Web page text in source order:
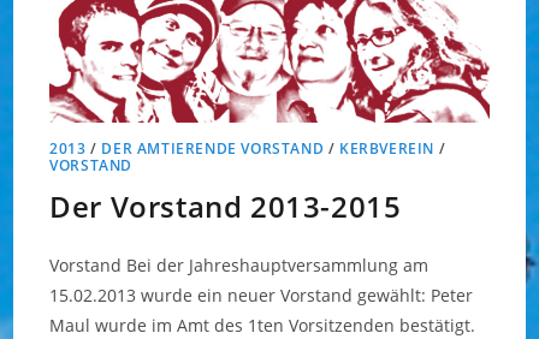
2013 / DER AMTIERENDE VORSTAND / KERBVEREIN /
VORSTAND
Der Vorstand 2013-2015
Vorstand Bei der Jahreshauptversammlung am
15.02.2013 wurde ein neuer Vorstand gewählt: Peter
Maul wurde im Amt des 1ten Vorsitzenden bestätigt.